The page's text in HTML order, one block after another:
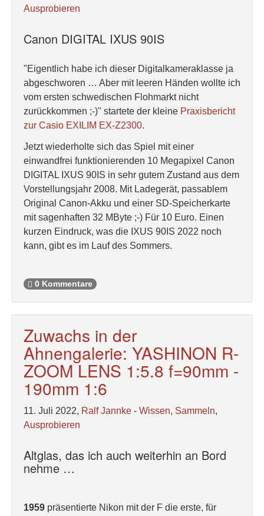
Ausprobieren
Canon DIGITAL IXUS 90IS
"Eigentlich habe ich dieser Digitalkameraklasse ja
abgeschworen … Aber mit leeren Händen wollte ich
vom ersten schwedischen Flohmarkt nicht
zurückkommen ;-)" startete der kleine Praxisbericht
zur Casio EXILIM EX-Z2300.
Jetzt wiederholte sich das Spiel mit einer
einwandfrei funktionierenden 10 Megapixel Canon
DIGITAL IXUS 90IS in sehr gutem Zustand aus dem
Vorstellungsjahr 2008. Mit Ladegerät, passablem
Original Canon-Akku und einer SD-Speicherkarte
mit sagenhaften 32 MByte ;-) Für 10 Euro. Einen
kurzen Eindruck, was die IXUS 90IS 2022 noch
kann, gibt es im Lauf des Sommers.
0 Kommentare
Zuwachs in der
Ahnengalerie: YASHINON R-
ZOOM LENS 1:5.8 f=90mm -
190mm 1:6
11. Juli 2022, Ralf Jannke - Wissen, Sammeln,
Ausprobieren
Altglas, das ich auch weiterhin an Bord
nehme …
1959 präsentierte Nikon mit der F die erste, für